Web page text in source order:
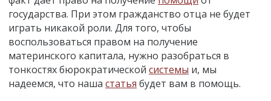
государства. При этом гражданство отца не будет
играть никакой роли. Для того, чтобы
воспользоваться правом на получение
материнского капитала, нужно разобраться в
тонкостях бюрократической системы и, мы
надеемся, что наша статья будет вам в помощь.